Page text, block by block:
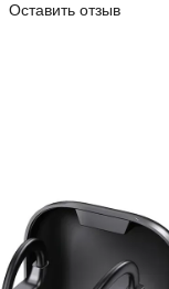
Оставить отзыв